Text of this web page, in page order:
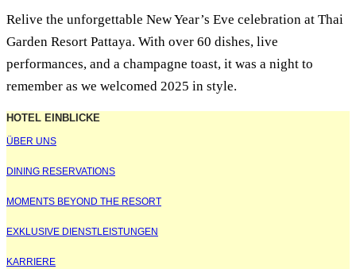
Relive the unforgettable New Year’s Eve celebration at Thai
Garden Resort Pattaya. With over 60 dishes, live
performances, and a champagne toast, it was a night to
remember as we welcomed 2025 in style.
HOTEL EINBLICKE
ÜBER UNS
DINING RESERVATIONS
MOMENTS BEYOND THE RESORT
EXKLUSIVE DIENSTLEISTUNGEN
KARRIERE